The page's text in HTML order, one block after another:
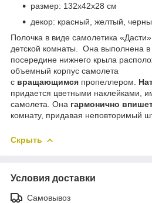
размер: 132х42х28 см
декор: красный, желтый,
Полочка в виде самолетика
детской комнаты. Она выполнена в
посередине нижнего крыла
объемный корпус самолета
с вращающимся пропеллером.
придается цветными наклейками,
самолета. Она гармонично
комнату, придавая неповторимый
Скрыть
Условия доставки
Самовывоз